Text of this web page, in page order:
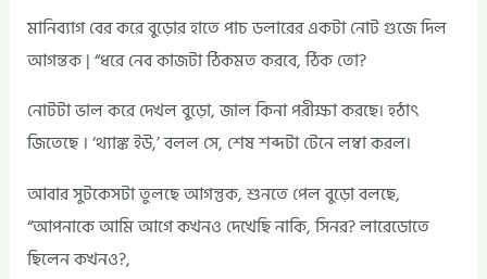
মানিব্যাগ বের করে বুড়োর হাতে পাচ ডলারের একটা নোট গুজে দিল
আগন্তক | “ধরে নেব কাজটা ঠিকমত করবে, ঠিক তো?
নোটটা ভাল করে দেখল বুড়ো, জাল কিনা পরীক্ষা করছে। হঠাৎ
জিতেছে । ‘থ্যাঙ্ক ইউ,’ বলল সে, শেষ শব্দটা টেনে লম্বা করল।
আবার সুটকেসটা তুলছে আগন্তুক, শুনতে পেল বুড়ো বলছে,
“আপনাকে আমি আগে কখনও দেখেছি নাকি, সিনর? লারেডোতে
ছিলেন কখনও?,